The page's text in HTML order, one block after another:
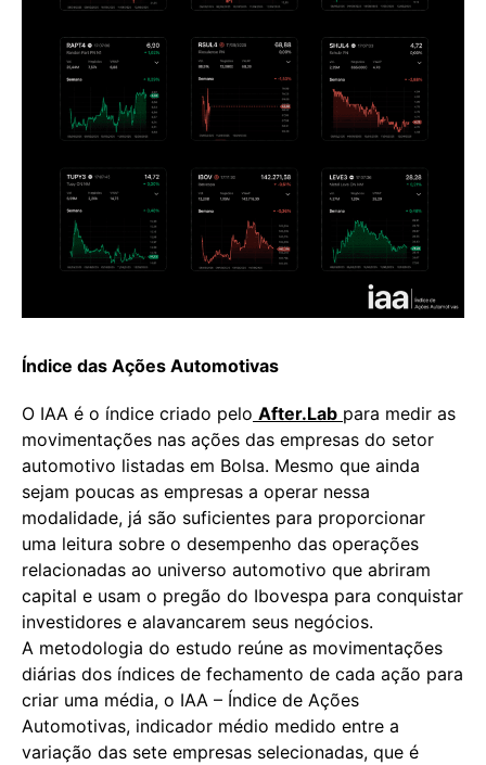
Índice das Ações Automotivas
O IAA é o índice criado pelo After.Lab para medir as
movimentações nas ações das empresas do setor
automotivo listadas em Bolsa. Mesmo que ainda
sejam poucas as empresas a operar nessa
modalidade, já são suficientes para proporcionar
uma leitura sobre o desempenho das operações
relacionadas ao universo automotivo que abriram
capital e usam o pregão do Ibovespa para conquistar
investidores e alavancarem seus negócios.
A metodologia do estudo reúne as movimentações
diárias dos índices de fechamento de cada ação para
criar uma média, o IAA – Índice de Ações
Automotivas, indicador médio medido entre a
variação das sete empresas selecionadas, que é